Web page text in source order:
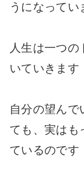
うになってい
人生は一つの
いていきます
自分の望んで
ても、実はも
ているのです